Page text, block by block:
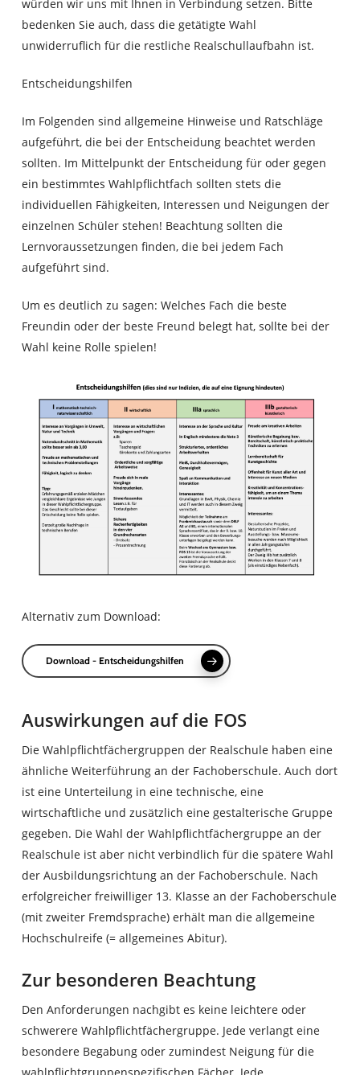
würden wir uns mit Ihnen in Verbindung setzen. Bitte
bedenken Sie auch, dass die getätigte Wahl
unwiderruflich für die restliche Realschullaufbahn ist.
Entscheidungshilfen
Im Folgenden sind allgemeine Hinweise und Ratschläge
aufgeführt, die bei der Entscheidung beachtet werden
sollten. Im Mittelpunkt der Entscheidung für oder gegen
ein bestimmtes Wahlpflichtfach sollten stets die
individuellen Fähigkeiten, Interessen und Neigungen der
einzelnen Schüler stehen! Beachtung sollten die
Lernvoraussetzungen finden, die bei jedem Fach
aufgeführt sind.
Um es deutlich zu sagen: Welches Fach die beste
Freundin oder der beste Freund belegt hat, sollte bei der
Wahl keine Rolle spielen!
Alternativ zum Download:
Download - Entscheidungshilfen
Auswirkungen auf die FOS
Die Wahlpflichtfächergruppen der Realschule haben eine
ähnliche Weiterführung an der Fachoberschule. Auch dort
ist eine Unterteilung in eine technische, eine
wirtschaftliche und zusätzlich eine gestalterische Gruppe
gegeben. Die Wahl der Wahlpflichtfächergruppe an der
Realschule ist aber nicht verbindlich für die spätere Wahl
der Ausbildungsrichtung an der Fachoberschule. Nach
erfolgreicher freiwilliger 13. Klasse an der Fachoberschule
(mit zweiter Fremdsprache) erhält man die allgemeine
Hochschulreife (= allgemeines Abitur).
Zur besonderen Beachtung
Den Anforderungen nachgibt es keine leichtere oder
schwerere Wahlpflichtfächergruppe. Jede verlangt eine
besondere Begabung oder zumindest Neigung für die